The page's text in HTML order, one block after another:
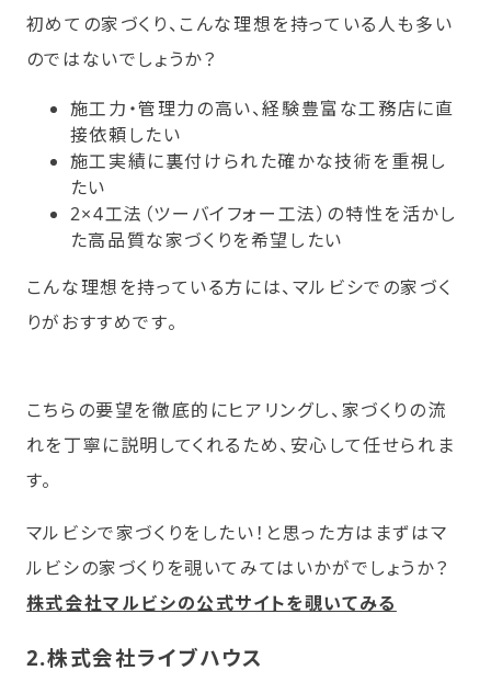
初めての家づくり、こんな理想を持っている人も多い
のではないでしょうか？
施工力・管理力の高い、経験豊富な工務店に直
接依頼したい
施工実績に裏付けられた確かな技術を重視し
たい
2×4工法（ツーバイフォー工法）の特性を活かし
た高品質な家づくりを希望したい
こんな理想を持っている方には、マルビシでの家づく
りがおすすめです。
こちらの要望を徹底的にヒアリングし、家づくりの流
れを丁寧に説明してくれるため、安心して任せられま
す。
マルビシで家づくりをしたい！と思った方はまずはマ
ルビシの家づくりを覗いてみてはいかがでしょうか？
株式会社マルビシの公式サイトを覗いてみる
2.株式会社ライブハウス